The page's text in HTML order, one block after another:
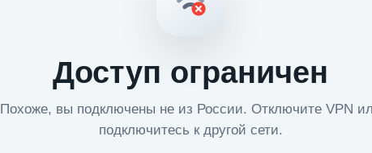
Доступ ограничен
Похоже, вы подключены не из России. Отключите VPN
подключитесь к другой сети.